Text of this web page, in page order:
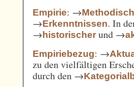
Empirie: →
→Erkenntnissen. In
→historischer und →
Empiriebezug: →
zu den vielfältigen
durch den →